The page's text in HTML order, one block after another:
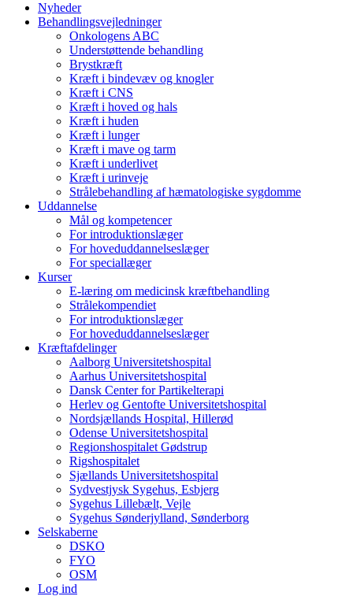
Nyheder
Behandlingsvejledninger
Onkologens ABC
Understøttende behandling
Brystkræft
Kræft i bindevæv og knogler
Kræft i CNS
Kræft i hoved og hals
Kræft i huden
Kræft i lunger
Kræft i mave og tarm
Kræft i underlivet
Kræft i urinveje
Strålebehandling af hæmatologiske sygdomme
Uddannelse
Mål og kompetencer
For introduktionslæger
For hoveduddannelseslæger
For speciallæger
Kurser
E-læring om medicinsk kræftbehandling
Strålekompendiet
For introduktionslæger
For hoveduddannelseslæger
Kræftafdelinger
Aalborg Universitetshospital
Aarhus Universitetshospital
Dansk Center for Partikelterapi
Herlev og Gentofte Universitetshospital
Nordsjællands Hospital, Hillerød
Odense Universitetshospital
Regionshospitalet Gødstrup
Rigshospitalet
Sjællands Universitetshospital
Sydvestjysk Sygehus, Esbjerg
Sygehus Lillebælt, Vejle
Sygehus Sønderjylland, Sønderborg
Selskaberne
DSKO
FYO
OSM
Log ind